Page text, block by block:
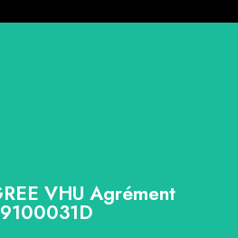
VHU Agrément